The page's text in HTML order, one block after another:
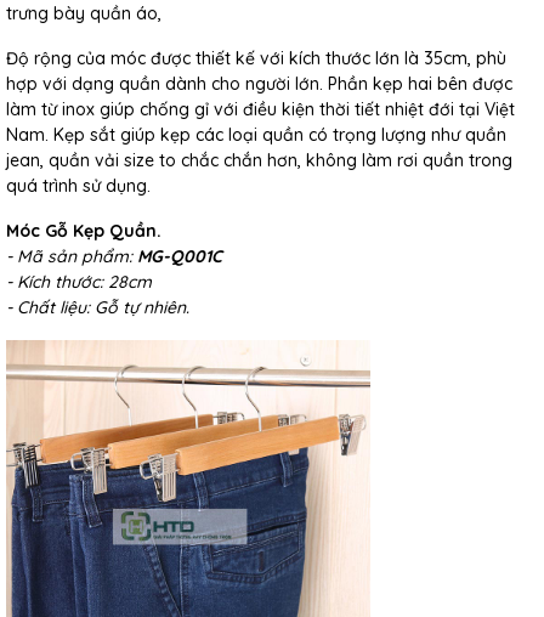
trưng bày quần áo,
Độ rộng của móc được thiết kế với kích thước lớn là 35cm, phù
hợp với dạng quần dành cho người lớn. Phần kẹp hai bên được
làm từ inox giúp chống gỉ với điều kiện thời tiết nhiệt đới tại Việt
Nam. Kẹp sắt giúp kẹp các loại quần có trọng lượng như quần
jean, quần vải size to chắc chắn hơn, không làm rơi quần trong
quá trình sử dụng.
Móc Gỗ Kẹp Quần.
- Mã sản phẩm: MG-Q001C
- Kích thước: 28cm
- Chất liệu: Gỗ tự nhiên.